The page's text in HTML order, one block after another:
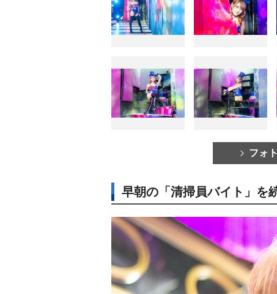
フォ
早朝の「清掃員バイト」を